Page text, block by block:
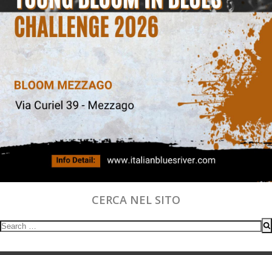
CERCA NEL SITO
Search